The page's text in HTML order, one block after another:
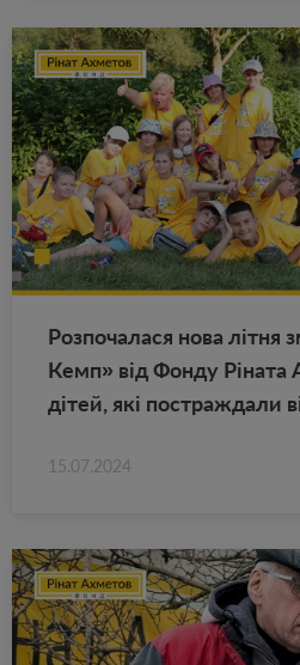
Роз­по­ча­ла­ся нова літня
Кемп» від Фонду Ріната
дітей, які по­ст­раж­да­ли
15.07.2024